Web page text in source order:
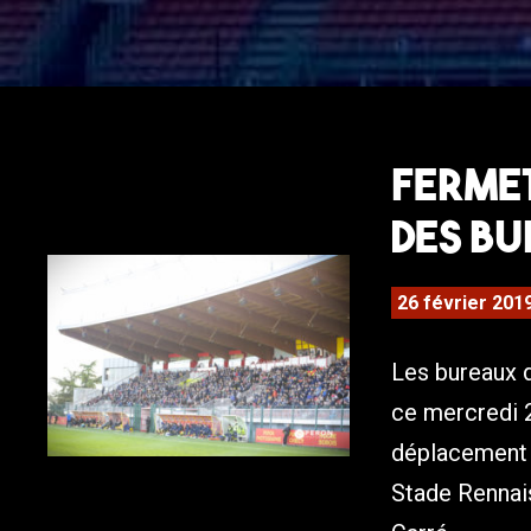
des
26 février
Les bureaux
ce mercredi
Stade